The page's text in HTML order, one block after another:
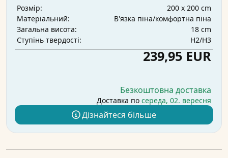
Розмір:
200 x 200 cm
Матеріальний:
В'язка піна/комфортна піна
Загальна висота:
18 cm
Ступінь твердості:
H2/H3
239,95 EUR
Безкоштовна доставка
Доставка по середа, 02. вересня
Дізнайтеся більше